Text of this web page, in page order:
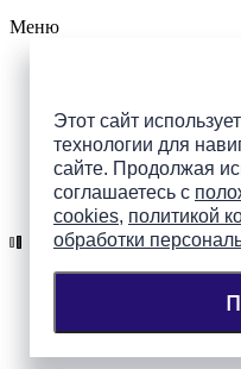
Этот сайт
технологии для
сайте. Продолжая
соглашаетесь с
cookies, политикой
обработки
Меню
Подпишись на
ПАИ в соцсетях!